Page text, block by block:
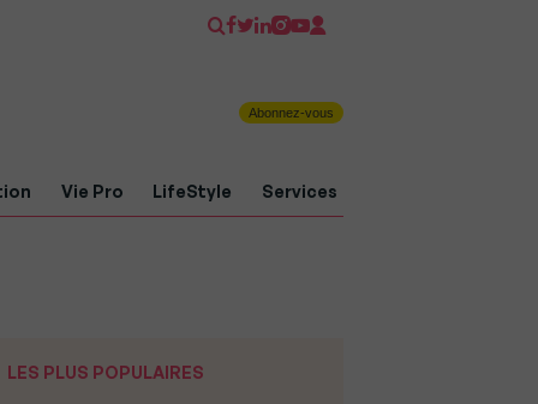
Abonnez-vous
Vie Pro LifeStyle Services
LES PLUS POPULAIRES